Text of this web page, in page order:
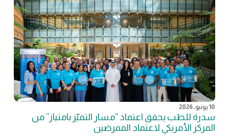
10 يونيو, 2026
سدرة للطب يحقق اعتماد “مسار التميّز بامتياز” من
المركز الأمريكي لاعتماد الممرضين